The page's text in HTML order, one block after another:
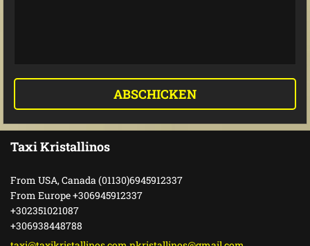
Taxi Kristallinos
From USA, Canada (01130)6945912337
From Europe +306945912337
+302351021087
+306938448788